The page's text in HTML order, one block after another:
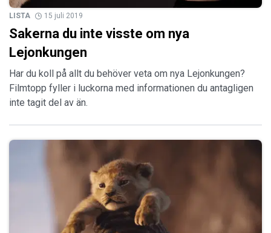
LISTA 15 juli 2019
Sakerna du inte visste om nya
Lejonkungen
Har du koll på allt du behöver veta om nya Lejonkungen?
Filmtopp fyller i luckorna med informationen du antagligen
inte tagit del av än.